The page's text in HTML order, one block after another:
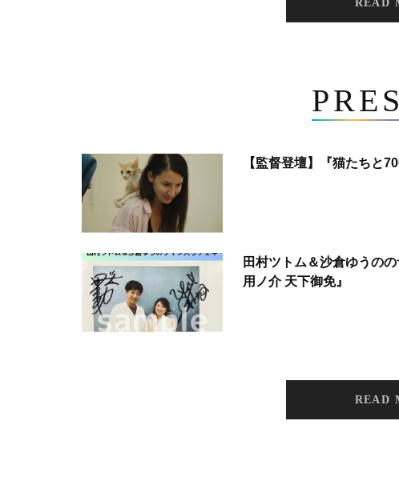
READ
【監督登壇】『猫たちと
田村ツトム＆沙倉ゆうの
用ノ介 天下御免』
READ